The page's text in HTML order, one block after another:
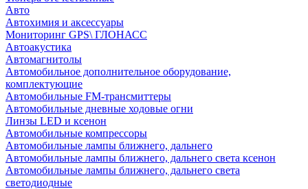
Авто
Автохимия и аксессуары
Мониторинг GPS\ ГЛОНАСС
Автоакустика
Автомагнитолы
Автомобильное дополнительное оборудование,
комплектующие
Автомобильные FM-трансмиттеры
Автомобильные дневные ходовые огни
Линзы LED и ксенон
Автомобильные компрессоры
Автомобильные лампы ближнего, дальнего
Автомобильные лампы ближнего, дальнего света ксенон
Автомобильные лампы ближнего, дальнего света
светодиодные